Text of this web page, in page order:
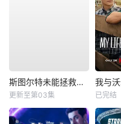
斯图尔特未能拯救宇宙
更新至第03集 已完结